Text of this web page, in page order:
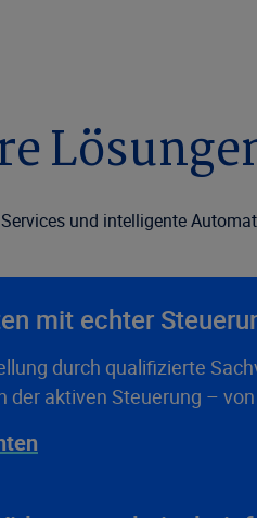
und intelligente
mit echter
durch qualifizierte
der aktiven Steuerung –